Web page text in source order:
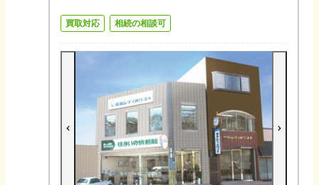
買取対応 相続の相談可